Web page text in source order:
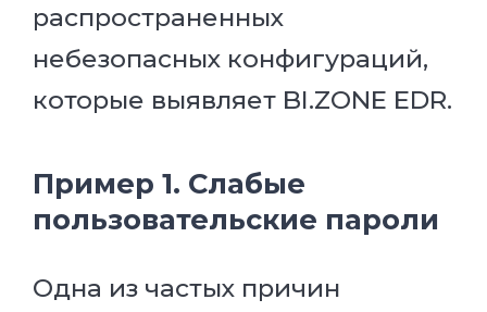
распространенных
небезопасных конфигураций,
которые выявляет BI.ZONE EDR.
Пример 1. Слабые
пользовательские пароли
Одна из частых причин